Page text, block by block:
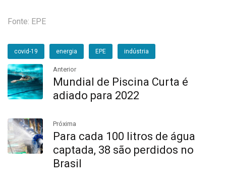
Fonte: EPE
covid-19 energia EPE indústria
Anterior
Mundial de Piscina Curta é
adiado para 2022
Próxima
Para cada 100 litros de água
captada, 38 são perdidos no
Brasil